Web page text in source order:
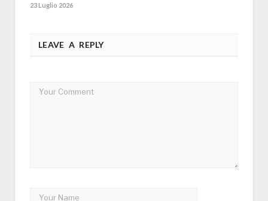
23 Luglio 2026
LEAVE A REPLY